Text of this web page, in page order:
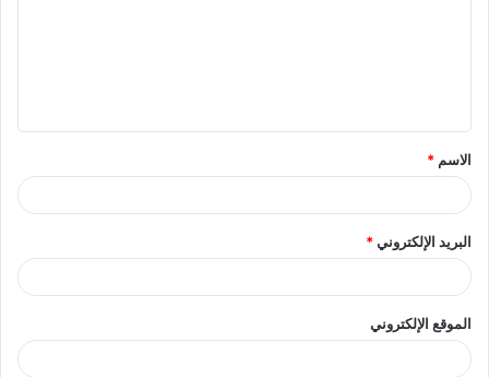
ق
*
الاسم *
البريد الإلكتروني*
الموقع الإلكتروني